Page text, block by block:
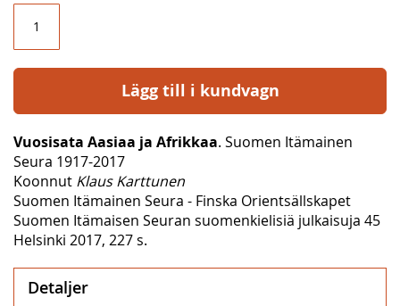
Lägg till i kundvagn
Vuosisata Aasiaa ja Afrikkaa. Suomen Itämainen
Seura 1917-2017
Koonnut Klaus Karttunen
Suomen Itämainen Seura - Finska Orientsällskapet
Suomen Itämaisen Seuran suomenkielisiä julkaisuja 45
Helsinki 2017, 227 s.
Detaljer